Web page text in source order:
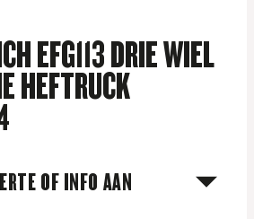
EFG113 DRIE WIEL
HEFTRUCK
OF INFO AAN